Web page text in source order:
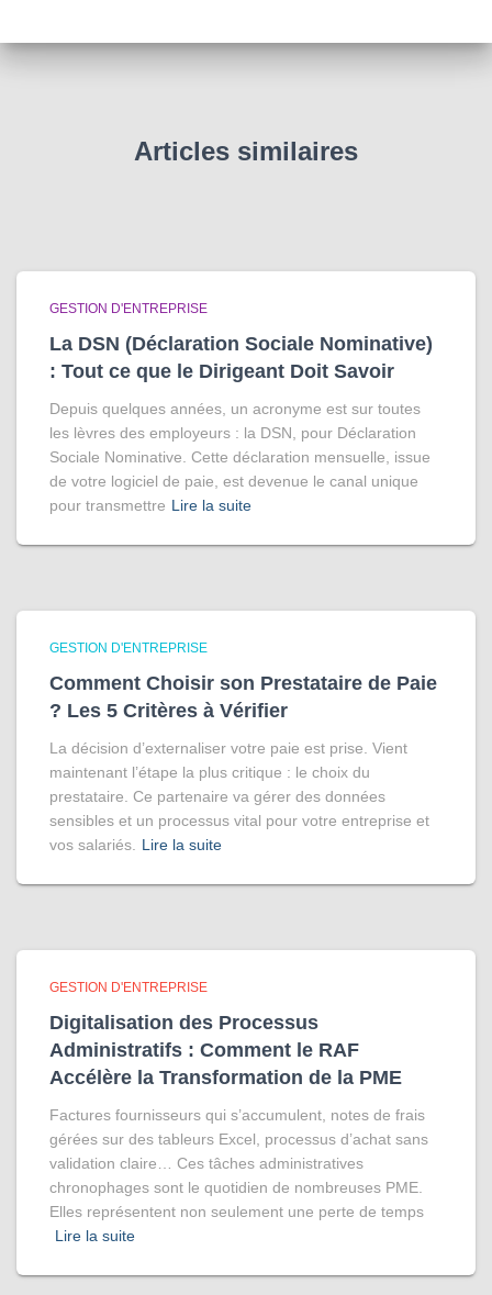
Articles similaires
GESTION D'ENTREPRISE
La DSN (Déclaration Sociale Nominative)
: Tout ce que le Dirigeant Doit Savoir
Depuis quelques années, un acronyme est sur toutes
les lèvres des employeurs : la DSN, pour Déclaration
Sociale Nominative. Cette déclaration mensuelle, issue
de votre logiciel de paie, est devenue le canal unique
pour transmettre Lire la suite
GESTION D'ENTREPRISE
Comment Choisir son Prestataire de Paie
? Les 5 Critères à Vérifier
La décision d’externaliser votre paie est prise. Vient
maintenant l’étape la plus critique : le choix du
prestataire. Ce partenaire va gérer des données
sensibles et un processus vital pour votre entreprise et
vos salariés.
Lire la suite
GESTION D'ENTREPRISE
Digitalisation des Processus
Administratifs : Comment le RAF
Accélère la Transformation de la PME
Factures fournisseurs qui s’accumulent, notes de frais
gérées sur des tableurs Excel, processus d’achat sans
validation claire… Ces tâches administratives
chronophages sont le quotidien de nombreuses PME.
Elles représentent non seulement une perte de temps
Lire la suite